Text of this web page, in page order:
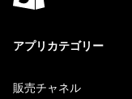
アプリカテゴリー
販売チャネル